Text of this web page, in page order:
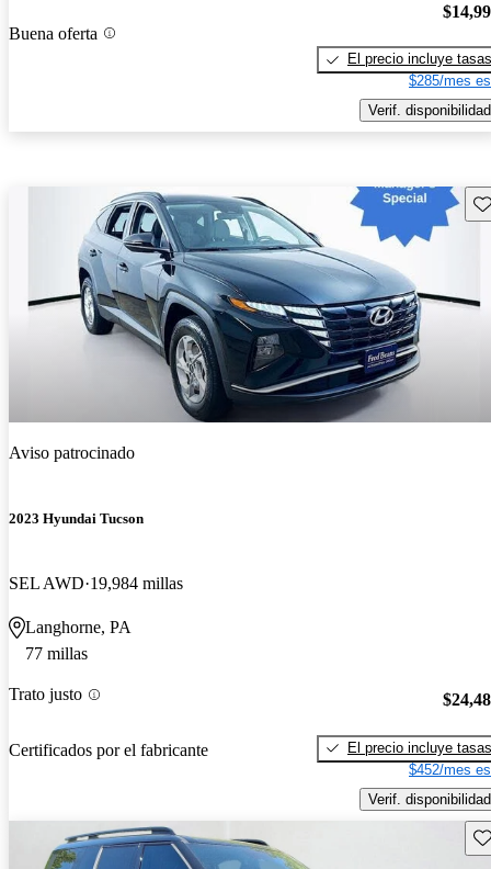
Buena oferta
El precio incluye tasas
$285/mes
Verif. disponibilidad
Aviso patrocinado
2023 Hyundai Tucson
SEL AWD 19,984 millas
Langhorne, PA
77 millas
Trato justo
Certificados por el fabricante
El precio incluye tasas
$452/mes
Verif. disponibilidad